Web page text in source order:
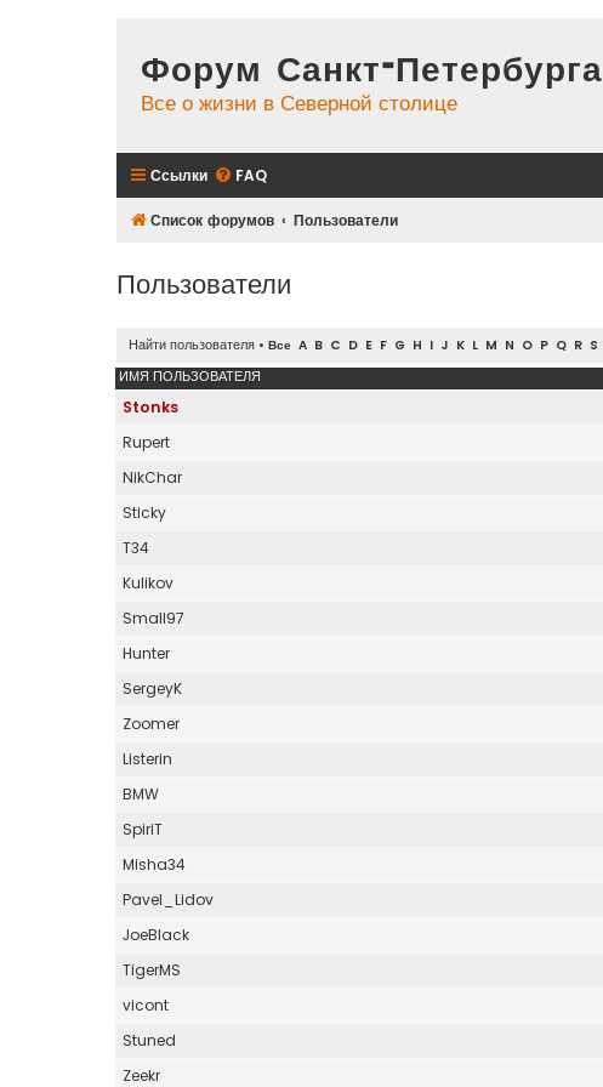
Форум Санкт-Петербурга
Все о жизни в Северной столице
Ссылки FAQ
Список форумов Пользователи
Пользователи
Найти пользователя • Все A B C D E F G H I J K L M N O P Q R S
ИМЯ ПОЛЬЗОВАТЕЛЯ
Stonks
Rupert
NikChar
Sticky
T34
Kulikov
Small97
Hunter
SergeyK
Zoomer
Listerin
BMW
SpiriT
Misha34
Pavel_Lidov
JoeBlack
TigerMS
vicont
Stuned
Zeekr